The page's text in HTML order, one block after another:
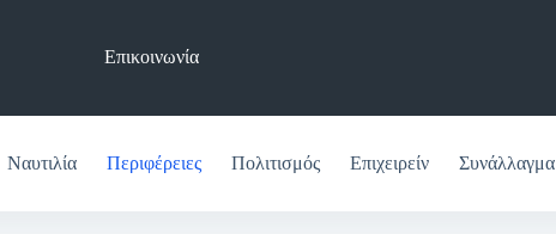
Επικοινωνία
Ναυτιλία Περιφέρειες Πολιτισμός Επιχειρείν Συνάλλαγμα